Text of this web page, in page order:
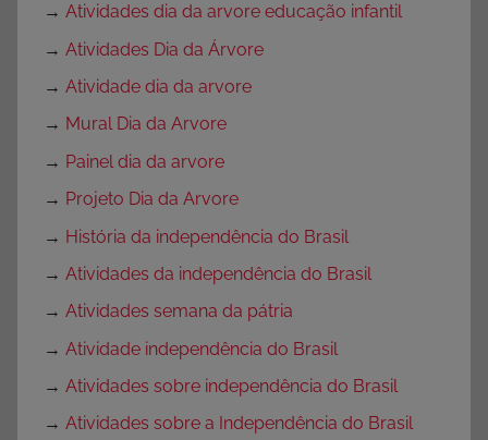
→ Atividades dia da arvore educação infantil
→ Atividades Dia da Árvore
→ Atividade dia da arvore
→ Mural Dia da Arvore
→ Painel dia da arvore
→ Projeto Dia da Arvore
→ História da independência do Brasil
→ Atividades da independência do Brasil
→ Atividades semana da pátria
→ Atividade independência do Brasil
→ Atividades sobre independência do Brasil
→ Atividades sobre a Independência do Brasil